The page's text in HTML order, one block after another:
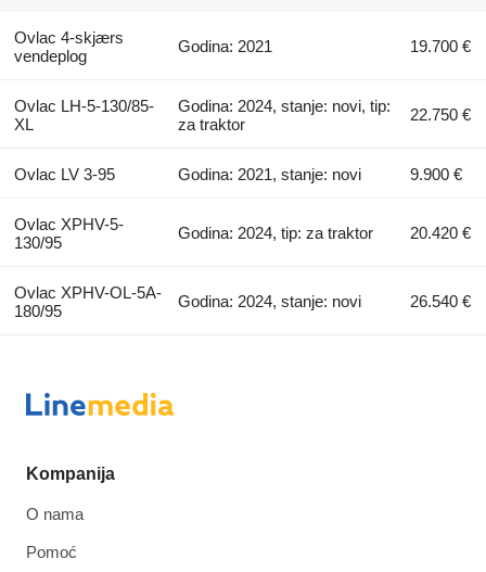
Ovlac 4-skjærs
vendeplog
Godina: 2021 19.700 €
Ovlac LH-5-130/85-
XL
Godina: 2024, stanje: novi, tip:
za traktor
22.750 €
Ovlac LV 3-95 Godina: 2021, stanje: novi 9.900 €
Ovlac XPHV-5-
130/95
Godina: 2024, tip: za traktor 20.420 €
Ovlac XPHV-OL-5A-
180/95
Godina: 2024, stanje: novi 26.540 €
Kompanija
O nama
Pomoć